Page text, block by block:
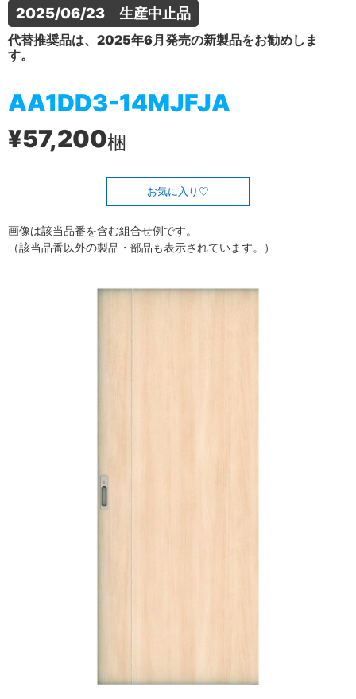
2025/06/23　生産中止品
代替推奨品は、2025年6月発売の新製品をお勧めしま
す。
AA1DD3-14MJFJA
¥57,200梱
お気に入り
画像は該当品番を含む組合せ例です。
（該当品番以外の製品・部品も表示されています。）